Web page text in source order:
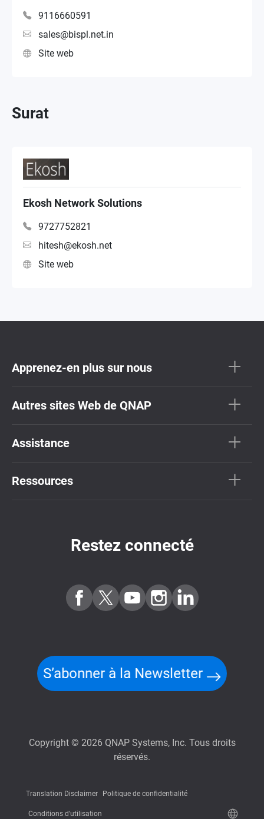
9116660591
sales@bispl.net.in
Site web
Surat
Ekosh Network Solutions
9727752821
hitesh@ekosh.net
Site web
Apprenez-en plus sur nous
Autres sites Web de QNAP
Assistance
Ressources
Restez connecté
S’abonner à la Newsletter
Copyright © 2026 QNAP Systems, Inc. Tous droits
réservés.
Translation Disclaimer Politique de confidentialité
Conditions d'utilisation